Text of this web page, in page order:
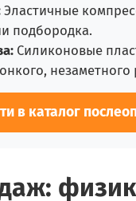
Эластичные
подбородка.
Силиконовые
незаметного
в каталог